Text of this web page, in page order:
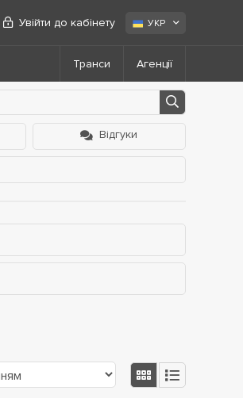
Увійти до кабінету УКР
Транси Агенції
Відгуки